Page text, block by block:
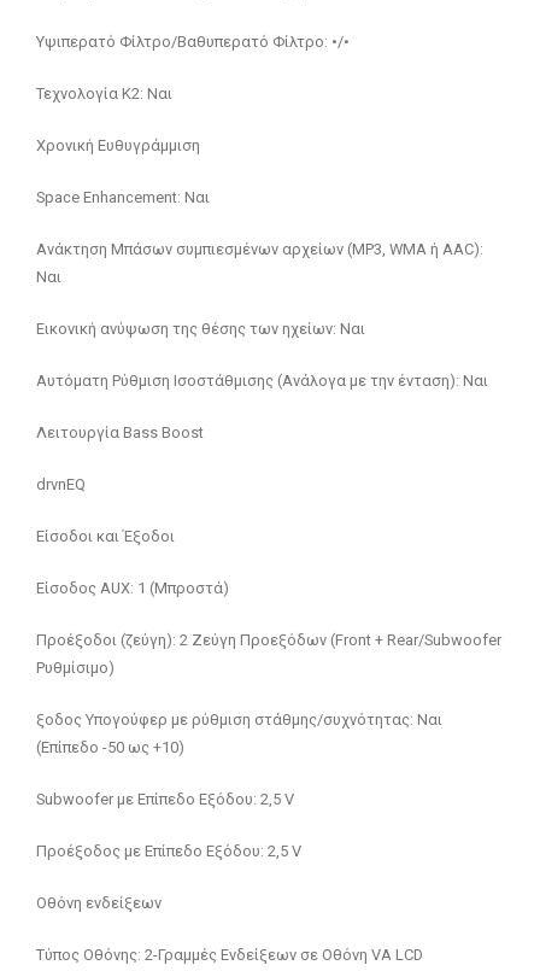
Υψιπερατό Φίλτρο/Βαθυπερατό Φίλτρο: •/•
Τεχνολογία Κ2: Ναι
Χρονική Ευθυγράμμιση
Space Enhancement: Ναι
Ανάκτηση Μπάσων συμπιεσμένων αρχείων (MP3, WMA ή AAC):
Ναι
Εικονική ανύψωση της θέσης των ηχείων: Ναι
Αυτόματη Ρύθμιση Ισοστάθμισης (Ανάλογα με την ένταση): Ναι
Λειτουργία Bass Boost
drvnEQ
Είσοδοι και Έξοδοι
Είσοδος AUX: 1 (Μπροστά)
Προέξοδοι (ζεύγη): 2 Ζεύγη Προεξόδων (Front + Rear/Subwoofer
Ρυθμίσιμο)
ξοδος Υπογούφερ με ρύθμιση στάθμης/συχνότητας: Ναι
(Επίπεδο -50 ως +10)
Subwoofer με Επίπεδο Εξόδου: 2,5 V
Προέξοδος με Επίπεδο Εξόδου: 2,5 V
Οθόνη ενδείξεων
Τύπος Οθόνης: 2-Γραμμές Ενδείξεων σε Οθόνη VA LCD